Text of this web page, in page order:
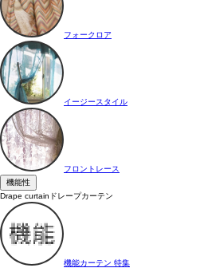
フォークロア
イージースタイル
フロントレース
機能性
Drape curtain ドレープカーテン
機能カーテン 特集